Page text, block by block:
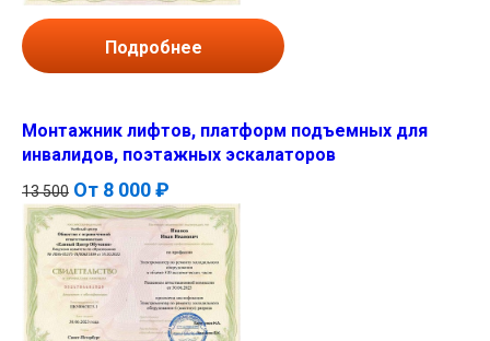
Подробнее
Монтажник лифтов, платформ подъемных для
инвалидов, поэтажных эскалаторов
13 500 От 8 000 ₽